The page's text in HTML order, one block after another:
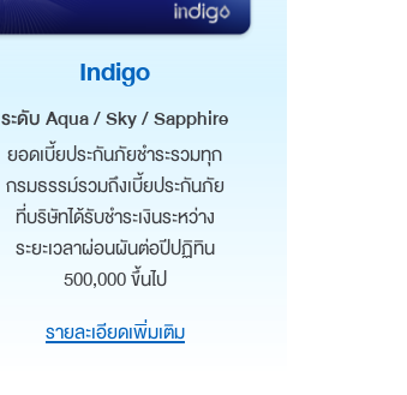
Indigo
ระดับ Aqua / Sky / Sapphire
ยอดเบี้ยประกันภัยชำระรวมทุก
กรมธรรม์รวมถึงเบี้ยประกันภัย
ที่บริษัทได้รับชำระเงินระหว่าง
ระยะเวลาผ่อนผันต่อปีปฏิทิน
500,000 ขึ้นไป
รายละเอียดเพิ่มเติม